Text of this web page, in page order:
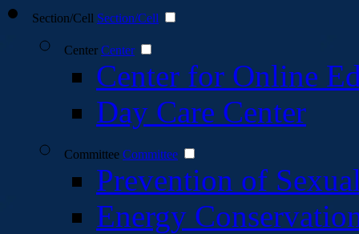
Section/Cell Section/Cell
Center Center
Center for Online
Day Care Center
Committee Committee
Prevention of
Energy